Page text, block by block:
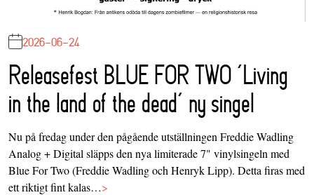
2026-06-24
Releasefest BLUE FOR TWO ‘Living
in the land of the dead’ ny singel
Nu på fredag under den pågående utställningen Freddie Wadling
Analog + Digital släpps den nya limiterade 7" vinylsingeln med
Blue For Two (Freddie Wadling och Henryk Lipp). Detta firas med
ett riktigt fint kalas…>